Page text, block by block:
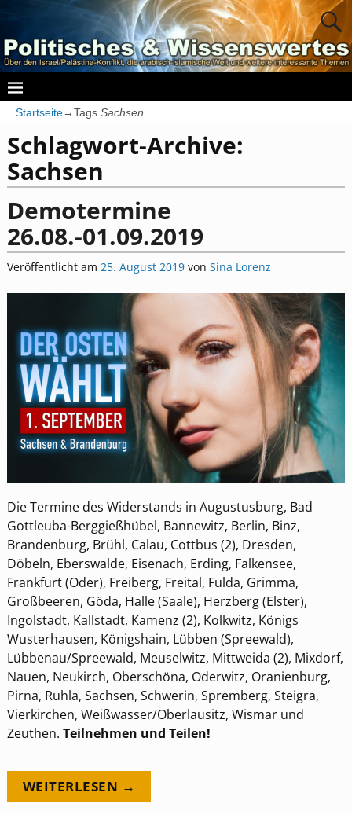
Startseite→Tags Sachsen
Schlagwort-Archive:
Sachsen
Demotermine
26.08.-01.09.2019
Veröffentlicht am 25. August 2019 von Sina Lorenz
Die Termine des Widerstands in Augustusburg, Bad
Gottleuba-Berggießhübel, Bannewitz, Berlin, Binz,
Brandenburg, Brühl, Calau, Cottbus (2), Dresden,
Döbeln, Eberswalde, Eisenach, Erding, Falkensee,
Frankfurt (Oder), Freiberg, Freital, Fulda, Grimma,
Großbeeren, Göda, Halle (Saale), Herzberg (Elster),
Ingolstadt, Kallstadt, Kamenz (2), Kolkwitz, Königs
Wusterhausen, Königshain, Lübben (Spreewald),
Lübbenau/Spreewald, Meuselwitz, Mittweida (2), Mixdorf,
Nauen, Neukirch, Oberschöna, Oderwitz, Oranienburg,
Pirna, Ruhla, Sachsen, Schwerin, Spremberg, Steigra,
Vierkirchen, Weißwasser/Oberlausitz, Wismar und
Zeuthen. Teilnehmen und Teilen!
WEITERLESEN →